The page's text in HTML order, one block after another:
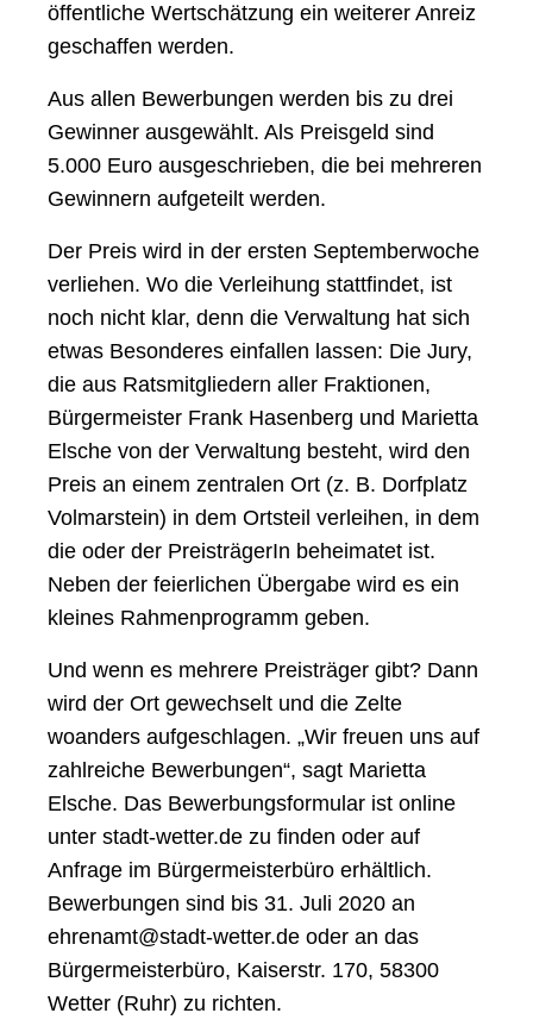
öffentliche Wertschätzung ein weiterer Anreiz
geschaffen werden.
Aus allen Bewerbungen werden bis zu drei
Gewinner ausgewählt. Als Preisgeld sind
5.000 Euro ausgeschrieben, die bei mehreren
Gewinnern aufgeteilt werden.
Der Preis wird in der ersten Septemberwoche
verliehen. Wo die Verleihung stattfindet, ist
noch nicht klar, denn die Verwaltung hat sich
etwas Besonderes einfallen lassen: Die Jury,
die aus Ratsmitgliedern aller Fraktionen,
Bürgermeister Frank Hasenberg und Marietta
Elsche von der Verwaltung besteht, wird den
Preis an einem zentralen Ort (z. B. Dorfplatz
Volmarstein) in dem Ortsteil verleihen, in dem
die oder der PreisträgerIn beheimatet ist.
Neben der feierlichen Übergabe wird es ein
kleines Rahmenprogramm geben.
Und wenn es mehrere Preisträger gibt? Dann
wird der Ort gewechselt und die Zelte
woanders aufgeschlagen. „Wir freuen uns auf
zahlreiche Bewerbungen“, sagt Marietta
Elsche. Das Bewerbungsformular ist online
unter stadt-wetter.de zu finden oder auf
Anfrage im Bürgermeisterbüro erhältlich.
Bewerbungen sind bis 31. Juli 2020 an
ehrenamt@stadt-wetter.de oder an das
Bürgermeisterbüro, Kaiserstr. 170, 58300
Wetter (Ruhr) zu richten.